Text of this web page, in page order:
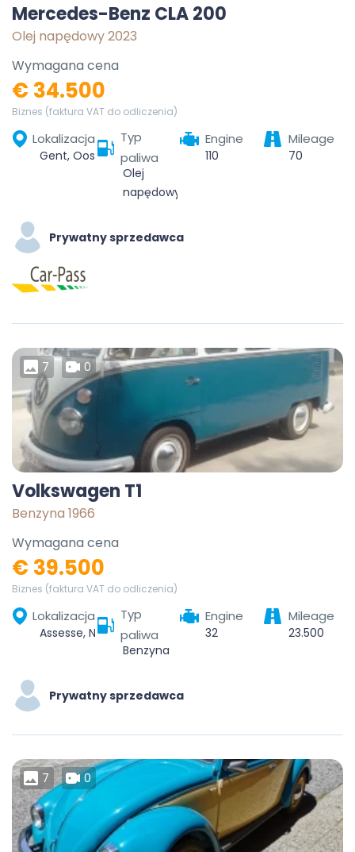
Mercedes-Benz CLA 200
Olej napędowy 2023
Wymagana cena
€ 34.500
Biznes (faktura VAT do odliczenia)
Lokalizacja
Gent, Oost-Vlaanderen, Vlaanderen, België
Typ
paliwa
Olej
napędowy
Engine
110
Mileage
70
Prywatny sprzedawca
7 0
Volkswagen T1
Benzyna 1966
Wymagana cena
€ 39.500
Biznes (faktura VAT do odliczenia)
Lokalizacja
Assesse, Namur, Wallonia, Belgium
Typ
paliwa
Benzyna
Engine
32
Mileage
23.500
Prywatny sprzedawca
7 0